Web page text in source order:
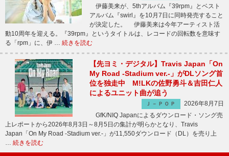
伊藤美来が、5thアルバム『39rpm』とベスト
アルバム『swirl』を10月7日に同時発売すること
が決定した。 伊藤美来は今年アーティスト活
動10周年を迎える。『39rpm』というタイトルは、レコードの回転数を意味す
る「rpm」に、伊 … 続きを読む
【先ヨミ・デジタル】Travis Japan「On
My Road -Stadium ver.-」がDLソング首
位を独走中 M!LKの佐野勇斗＆吉田仁人
によるユニット曲が追う
Ｊ－ＰＯＰ
2026年8月7日
GfK/NIQ Japanによるダウンロード・ソング売
上レポートから2026年8月3日～8月5日の集計が明らかとなり、Travis
Japan「On My Road -Stadium ver.-」が11,550ダウンロード（DL）を売り上
… 続きを読む